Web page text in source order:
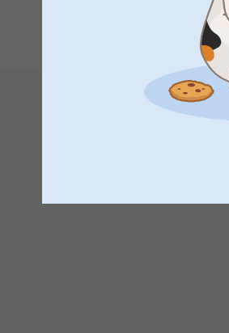
Tack för ⭐️⭐️⭐⭐️⭐️! Det
Pernilla@smartphoto